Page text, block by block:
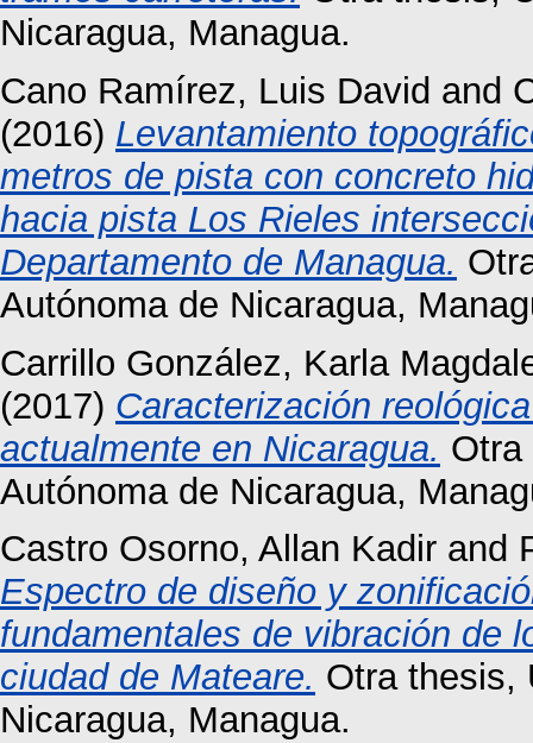
Nicaragua, Managua.
Cano Ramírez, Luis David and
(2016) Levantamiento
metros de pista con concreto
hacia pista Los Rieles
Departamento de Managua.
Autónoma de Nicaragua,
Carrillo González, Karla
(2017) Caracterización
actualmente en Nicaragua. Otra
Autónoma de Nicaragua,
Castro Osorno, Allan Kadir and
Espectro de diseño y
fundamentales de vibración de
ciudad de Mateare. Otra thesis,
Nicaragua, Managua.